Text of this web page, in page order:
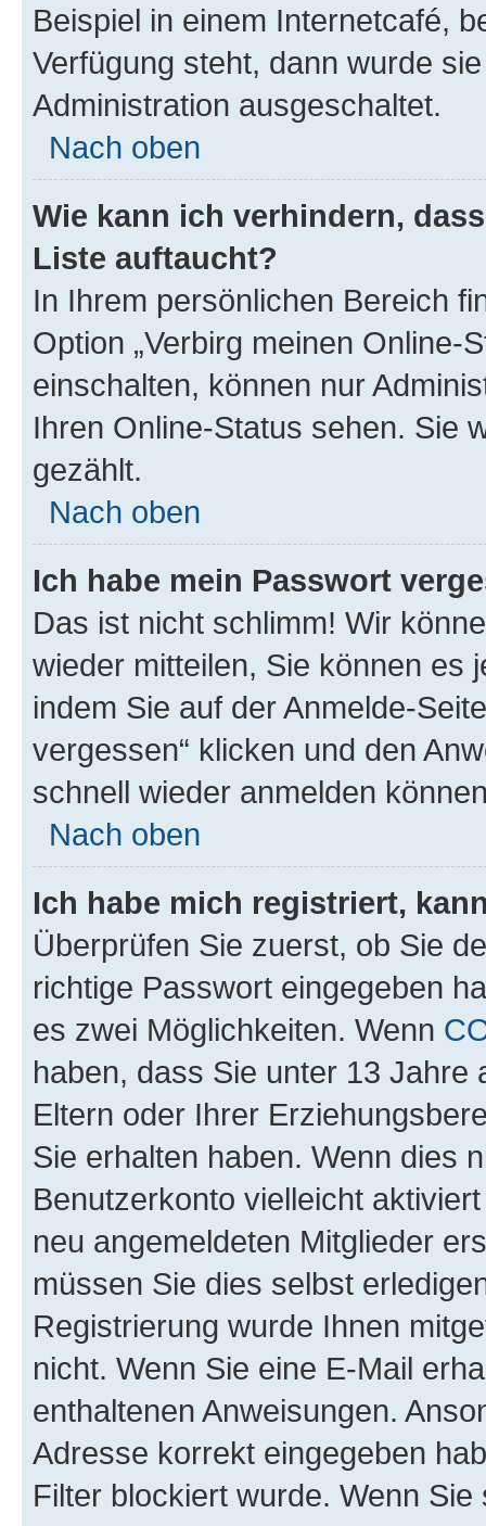
Beispiel in einem Internetcafé,
Verfügung steht, dann wurde
Administration ausgeschaltet.
Nach oben
Wie kann ich verhindern,
Liste auftaucht?
In Ihrem persönlichen Bereich
Option „Verbirg meinen Online-
einschalten, können nur
Ihren Online-Status sehen. Sie
gezählt.
Nach oben
Ich habe mein Passwort
Das ist nicht schlimm! Wir
wieder mitteilen, Sie können es
indem Sie auf der Anmelde-
vergessen“ klicken und den
schnell wieder anmelden
Nach oben
Ich habe mich registriert,
Überprüfen Sie zuerst, ob Sie
richtige Passwort eingegeben
es zwei Möglichkeiten. Wenn
haben, dass Sie unter 13 Jahre
Eltern oder Ihrer
Sie erhalten haben. Wenn dies
Benutzerkonto vielleicht
neu angemeldeten Mitglieder
müssen Sie dies selbst
Registrierung wurde Ihnen
nicht. Wenn Sie eine E-Mail
enthaltenen Anweisungen.
Adresse korrekt eingegeben
Filter blockiert wurde. Wenn